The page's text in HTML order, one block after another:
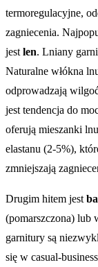
termoregulacyjne,
zagniecenia.
jest len. Lniany
Naturalne włókna
odprowadzają
jest tendencja do
oferują mieszanki
elastanu (2-5%),
zmniejszają
Drugim hitem jest
(pomarszczona) lub
garnitury są
się w casual-